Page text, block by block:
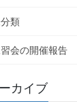
類
会の開催報告
カイブ